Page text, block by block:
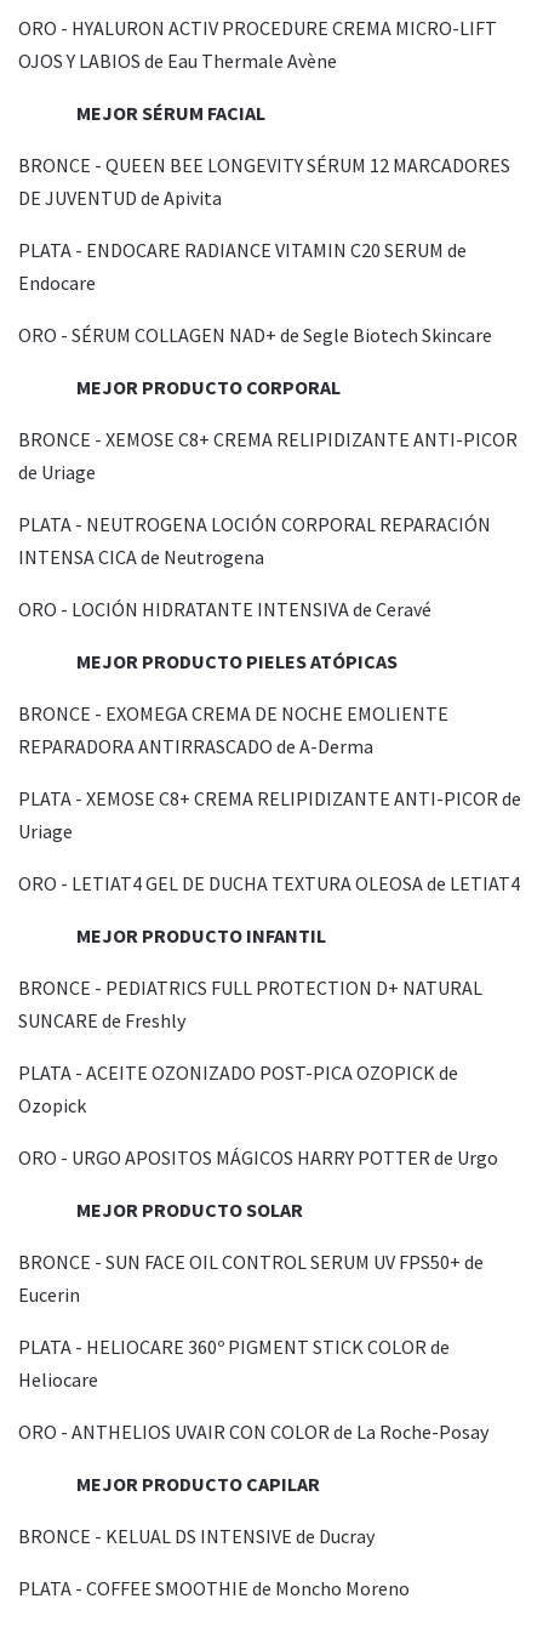
ORO - HYALURON ACTIV PROCEDURE CREMA MICRO-LIFT
OJOS Y LABIOS de Eau Thermale Avène
MEJOR SÉRUM FACIAL
BRONCE - QUEEN BEE LONGEVITY SÉRUM 12 MARCADORES
DE JUVENTUD de Apivita
PLATA - ENDOCARE RADIANCE VITAMIN C20 SERUM de
Endocare
ORO - SÉRUM COLLAGEN NAD+ de Segle Biotech Skincare
MEJOR PRODUCTO CORPORAL
BRONCE - XEMOSE C8+ CREMA RELIPIDIZANTE ANTI-PICOR
de Uriage
PLATA - NEUTROGENA LOCIÓN CORPORAL REPARACIÓN
INTENSA CICA de Neutrogena
ORO - LOCIÓN HIDRATANTE INTENSIVA de Ceravé
MEJOR PRODUCTO PIELES ATÓPICAS
BRONCE - EXOMEGA CREMA DE NOCHE EMOLIENTE
REPARADORA ANTIRRASCADO de A-Derma
PLATA - XEMOSE C8+ CREMA RELIPIDIZANTE ANTI-PICOR de
Uriage
ORO - LETIAT4 GEL DE DUCHA TEXTURA OLEOSA de LETIAT4
MEJOR PRODUCTO INFANTIL
BRONCE - PEDIATRICS FULL PROTECTION D+ NATURAL
SUNCARE de Freshly
PLATA - ACEITE OZONIZADO POST-PICA OZOPICK de
Ozopick
ORO - URGO APOSITOS MÁGICOS HARRY POTTER de Urgo
MEJOR PRODUCTO SOLAR
BRONCE - SUN FACE OIL CONTROL SERUM UV FPS50+ de
Eucerin
PLATA - HELIOCARE 360º PIGMENT STICK COLOR de
Heliocare
ORO - ANTHELIOS UVAIR CON COLOR de La Roche-Posay
MEJOR PRODUCTO CAPILAR
BRONCE - KELUAL DS INTENSIVE de Ducray
PLATA - COFFEE SMOOTHIE de Moncho Moreno